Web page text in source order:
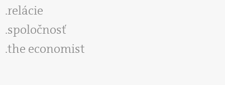
relácie
spoločnosť
the economist